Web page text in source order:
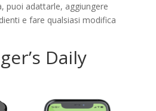
puoi adattarle, aggiungere
e fare qualsiasi modifica
Daily